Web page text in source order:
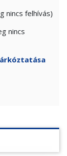
nincs felhívás)
nincs